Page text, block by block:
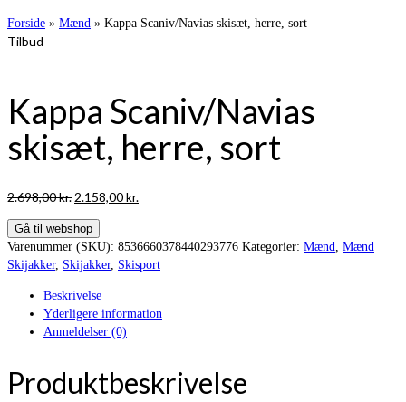
Forside » Mænd » Kappa Scaniv/Navias skisæt, herre, sort
Tilbud
Kappa Scaniv/Navias
skisæt, herre, sort
2.698,00kr. Den
pris
var:
2.698,00 kr..
2.158,00kr.
er:
2.158,00 kr..
Gå til webshop
Varenummer (SKU): 8536660378440293776 Kategorier: Mænd
Mænd
Skijakker, Skijakker, Skisport
Beskrivelse
Yderligere information
Anmeldelser (0)
Produktbeskrivelse